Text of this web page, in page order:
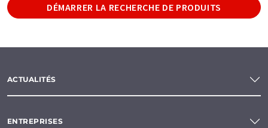
DÉMARRER LA RECHERCHE DE PRODUITS
ACTUALITÉS
ENTREPRISES